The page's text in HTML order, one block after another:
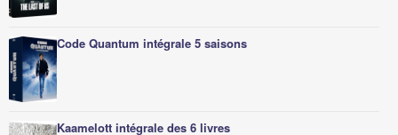
Code Quantum intégrale 5 saisons
Kaamelott intégrale des 6 livres